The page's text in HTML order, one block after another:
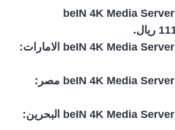
سعر رسيفر beIN 4K Media Server
سعر رسيفر beIN 4K Media Server الامارات:
سعر رسيفر beIN 4K Media Server مصر:
سعر رسيفر beIN 4K Media Server البحرين: